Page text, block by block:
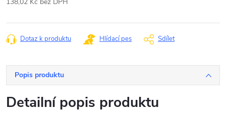
cena:
Dotaz k produktu Hlídací pes Sdílet
Popis produktu
Detailní popis produktu